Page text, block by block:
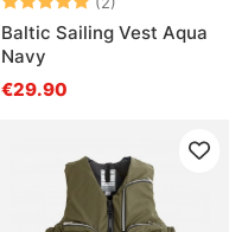
Baltic Sailing Vest Aqua
Navy
€29.90